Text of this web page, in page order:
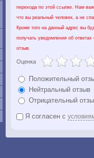
перехода по этой ссылке. Нам
что вы реальный человек, а не
Кроме того на данный адрес вы
получать уведомления об
отзыв.
Оценка
Положительный
Нейтральный отзыв
Отрицательный
Я согласен с